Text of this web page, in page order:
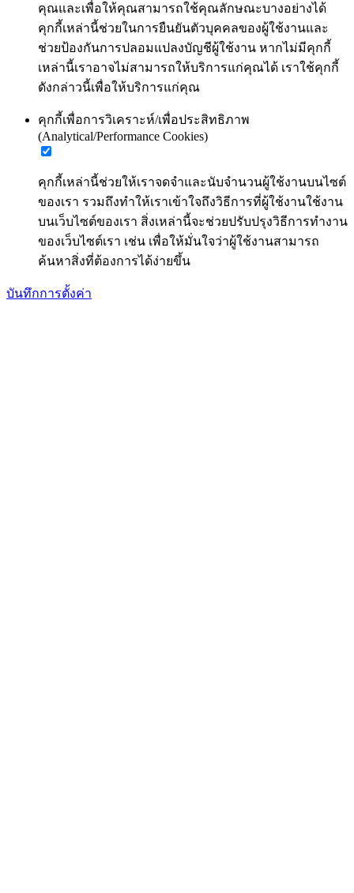
คุณและเพื่อให้คุณสามารถใช้คุณลักษณะบางอย่างได้
คุกกี้เหล่านี้ช่วยในการยืนยันตัวบุคคลของผู้ใช้งานและ
ช่วยป้องกันการปลอมแปลงบัญชีผู้ใช้งาน หากไม่มีคุกกี้
เหล่านี้เราอาจไม่สามารถให้บริการแก่คุณได้ เราใช้คุกกี้
ดังกล่าวนี้เพื่อให้บริการแก่คุณ
คุกกี้เพื่อการวิเคราะห์/เพื่อประสิทธิภาพ
(Analytical/Performance Cookies)
คุกกี้เหล่านี้ช่วยให้เราจดจำและนับจำนวนผู้ใช้งานบนไซต์
ของเรา รวมถึงทำให้เราเข้าใจถึงวิธีการที่ผู้ใช้งานใช้งาน
บนเว็บไซต์ของเรา สิ่งเหล่านี้จะช่วยปรับปรุงวิธีการทำงาน
ของเว็บไซต์เรา เช่น เพื่อให้มั่นใจว่าผู้ใช้งานสามารถ
ค้นหาสิ่งที่ต้องการได้ง่ายขึ้น
บันทึกการตั้งค่า